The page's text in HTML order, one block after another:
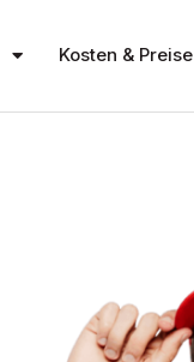
Kosten & Preise